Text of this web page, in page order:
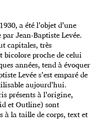
a été l’objet d’une
Jean-Baptiste Levée.
capitales, très
proche de celui
années, tend à évoquer
Levée s’est emparé de
aujourd’hui.
présents à l’origine,
et Outline) sont
à la taille de corps, text et